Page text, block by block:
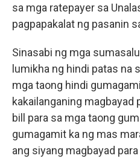
sa mga ratepayer sa
pagpapakalat ng pasanin
Sinasabi ng mga
lumikha ng hindi patas na
mga taong hindi
kakailanganing magbayad
bill para sa mga taong
gumagamit ka ng mas
ang siyang magbayad